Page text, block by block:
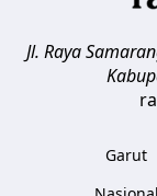
Jl. Raya
Garut